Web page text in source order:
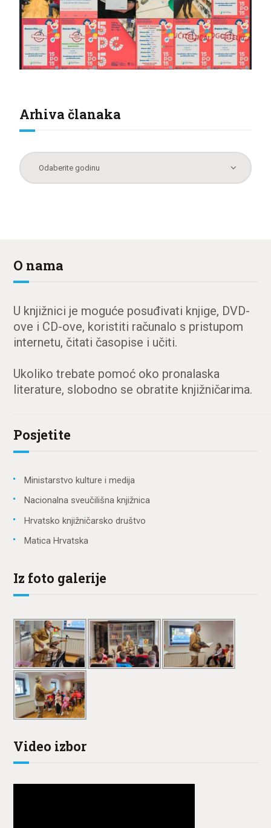
Arhiva članaka
O nama
U knjižnici je moguće posuđivati knjige, DVD-
ove i CD-ove, koristiti računalo s pristupom
internetu, čitati časopise i učiti.
Ukoliko trebate pomoć oko pronalaska
literature, slobodno se obratite knjižničarima.
Posjetite
Ministarstvo kulture i medija
Nacionalna sveučilišna knjižnica
Hrvatsko knjižničarsko društvo
Matica Hrvatska
Iz foto galerije
Video izbor